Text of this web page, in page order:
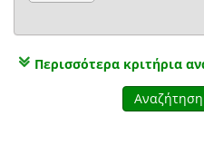
Περισσότερα κριτήρια
Αναζήτηση